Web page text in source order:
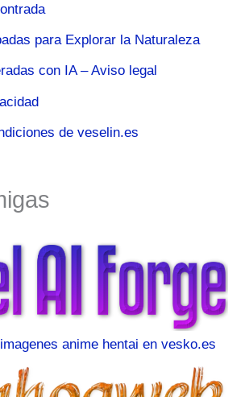
para Explorar la Naturaleza
con IA – Aviso legal
de veselin.es